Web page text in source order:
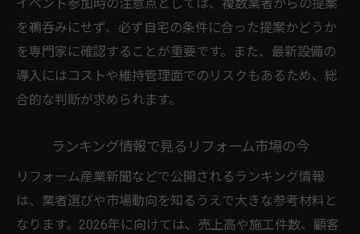
イベント参加時の注意点としては、複数業者からの提案
を鵜呑みにせず、必ず自宅の条件に合った提案かどうか
を専門家に確認することが重要です。また、最新設備の
導入にはコストや維持管理面でのリスクもあるため、総
合的な判断が求められます。
ランキング情報で見るリフォーム市場の今
リフォーム産業新聞などで公開されるランキング情報
は、業者選びや市場動向を知るうえで大きな参考材料と
なります。2026年に向けては、売上高や施工件数、顧客